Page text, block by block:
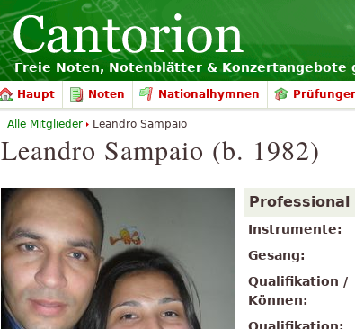
Freie Noten, Notenblätter & Konzertangebote
Haupt Noten Nationalhymnen
Leandro Sampaio (b. 1982)
Instrumente:
Gesang:
Qualifikation /
Können:
Alle Mitglieder Leandro Sampaio